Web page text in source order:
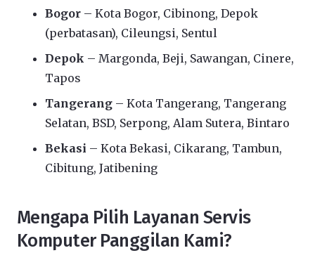
Bogor – Kota Bogor, Cibinong, Depok
(perbatasan), Cileungsi, Sentul
Depok – Margonda, Beji, Sawangan, Cinere,
Tapos
Tangerang – Kota Tangerang, Tangerang
Selatan, BSD, Serpong, Alam Sutera, Bintaro
Bekasi – Kota Bekasi, Cikarang, Tambun,
Cibitung, Jatibening
Mengapa Pilih Layanan Servis
Komputer Panggilan Kami?